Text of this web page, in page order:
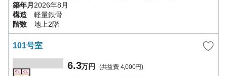
築年月 2026年8月
構造
軽量鉄骨
階数
地上2階
101号室
6.3万円 (共益費 4,000円)